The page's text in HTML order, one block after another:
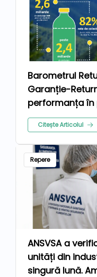
Barometrul
Garanție-
performanța
anului 2026
Citește Articolul
Repere
ANSVSA a
unități din
singură lună.